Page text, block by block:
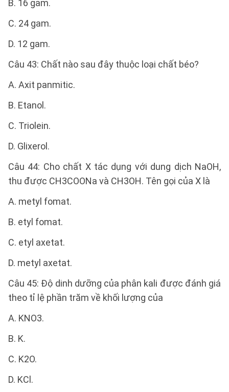
B. 16 gam.
C. 24 gam.
D. 12 gam.
Câu 43: Chất nào sau đây thuộc loại chất béo?
A. Axit panmitic.
B. Etanol.
C. Triolein.
D. Glixerol.
Câu 44: Cho chất X tác dụng với dung dịch NaOH,
thu được CH3COONa và CH3OH. Tên gọi của X là
A. metyl fomat.
B. etyl fomat.
C. etyl axetat.
D. metyl axetat.
Câu 45: Độ dinh dưỡng của phân kali được đánh giá
theo tỉ lệ phần trăm về khối lượng của
A. KNO3.
B. K.
C. K2O.
D. KCl.